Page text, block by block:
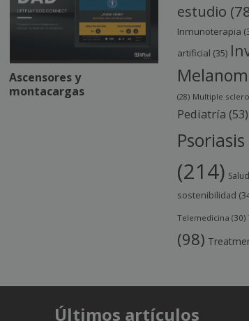
Ascensores y
montacargas
estudio
Inmunoterapia
artificial (35)
(28) Multiple
Pediatría (53)
Psoriasis
(214)
sostenibilidad
Telemedicina (30)
(98)
Últimos artículos